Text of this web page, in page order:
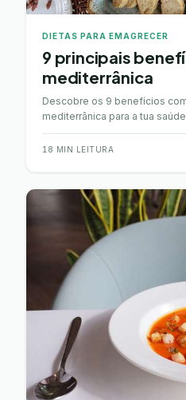
DIETAS PARA EMAGRECER
9 principais
mediterrânica
Descobre os 9 benefícios
mediterrânica para a tua
alimentação pode
duradoura.
18 MIN LEITURA